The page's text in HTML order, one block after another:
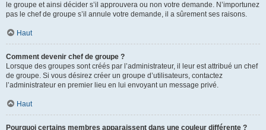
le groupe et ainsi décider s’il approuvera ou non votre demande. N’importunez
pas le chef de groupe s’il annule votre demande, il a sûrement ses raisons.
Haut
Comment devenir chef de groupe ?
Lorsque des groupes sont créés par l’administrateur, il leur est attribué un chef
de groupe. Si vous désirez créer un groupe d’utilisateurs, contactez
l’administrateur en premier lieu en lui envoyant un message privé.
Haut
Pourquoi certains membres apparaissent dans une couleur différente ?